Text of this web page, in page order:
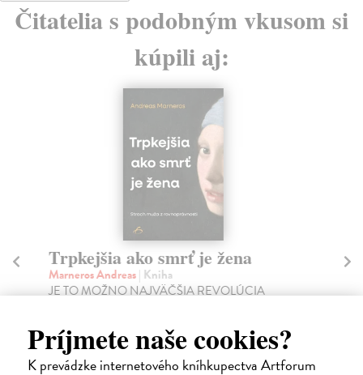
Príjmete naše cookies?
K prevádzke internetového kníhkupectva Artforum
Čitatelia s podobným vkusom si
kúpili aj:
Trpkejšia ako smrť je žena
Marneros Andreas| Kniha
JE TO MOŽNO NAJVÄČŠIA REVOLÚCIA
Zasielame do 14 dní